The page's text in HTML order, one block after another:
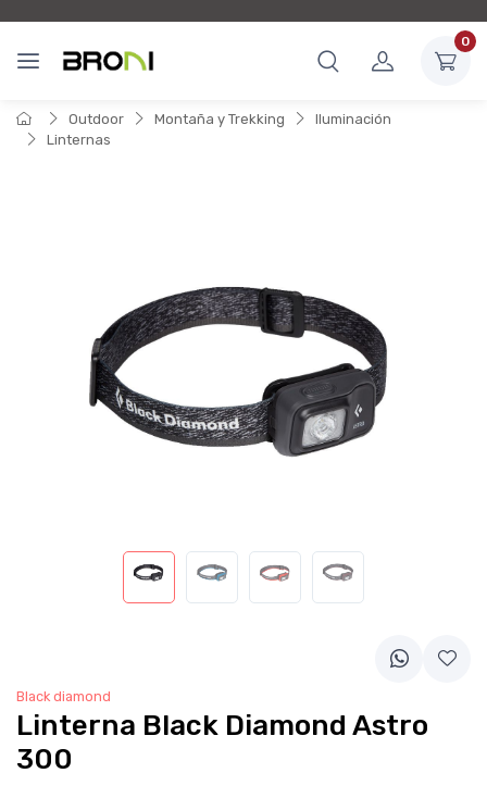
0
Outdoor Montaña y Trekking
Iluminación
Linternas
Black diamond
Linterna Black Diamond Astro
300